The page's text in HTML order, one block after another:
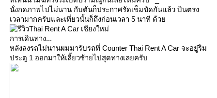
นั่งกดภาพไปไม่นาน กับตันก็ประกาศรัดเข็มขัดกันแล้ว บินตรง
เวลามากครับและเที่ยวนั้นก็ถึงก่อนเวลา 5 นาที ด้ว
Thai Rent A Car เชียงใหม่
การเดินทาง...
หลังลงรถไม่นานผมมารับรถที่ Counter Thai Rent A Car จะอยู่ริม
ประตู 1 ออกมาให้เลี้ยวซ้ายไปสุดทางเลยครับ